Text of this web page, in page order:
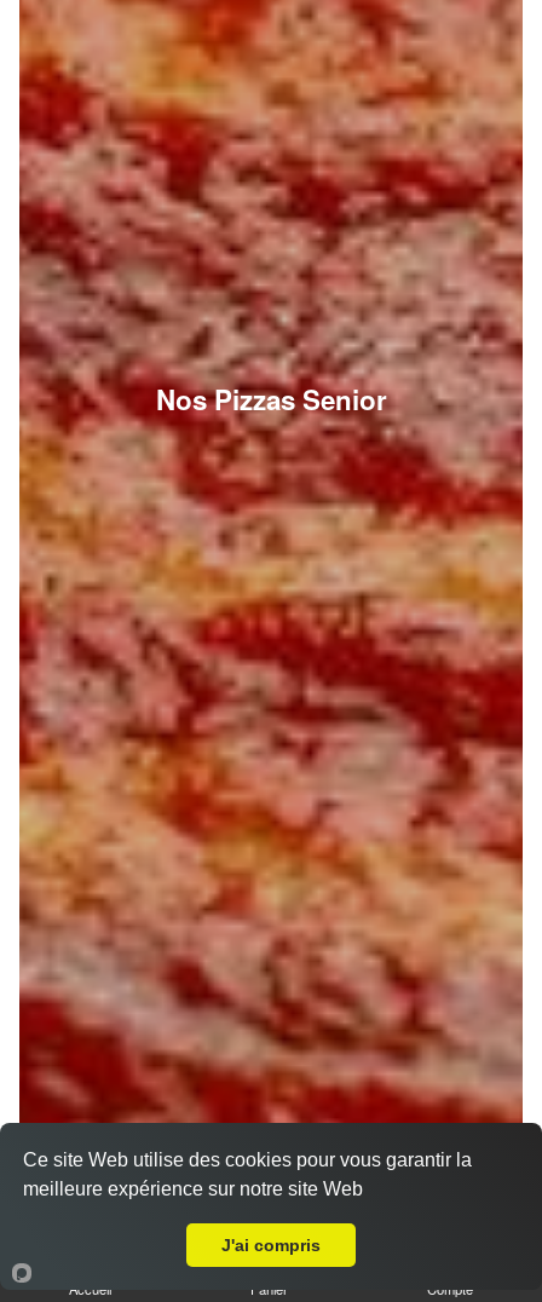
Nos Pizzas Senior
Accueil Panier Compte
Ce site Web utilise des cookies pour vous garantir la
meilleure expérience sur notre site Web
J'ai compris